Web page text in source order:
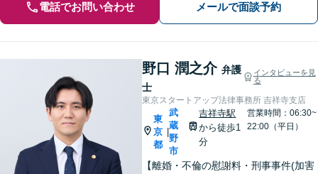
電話でお問い合わせ メールで面談予約
野口 潤之介 弁護
士
インタビューを見
る
東京スタートアップ法律事務所 吉祥寺支店
東
京
都
|
武
蔵
野
市
吉祥寺駅
から徒歩1
分
営業時間：06:30~
22:00（平日）
【離婚・不倫の慰謝料・刑事事件(加害